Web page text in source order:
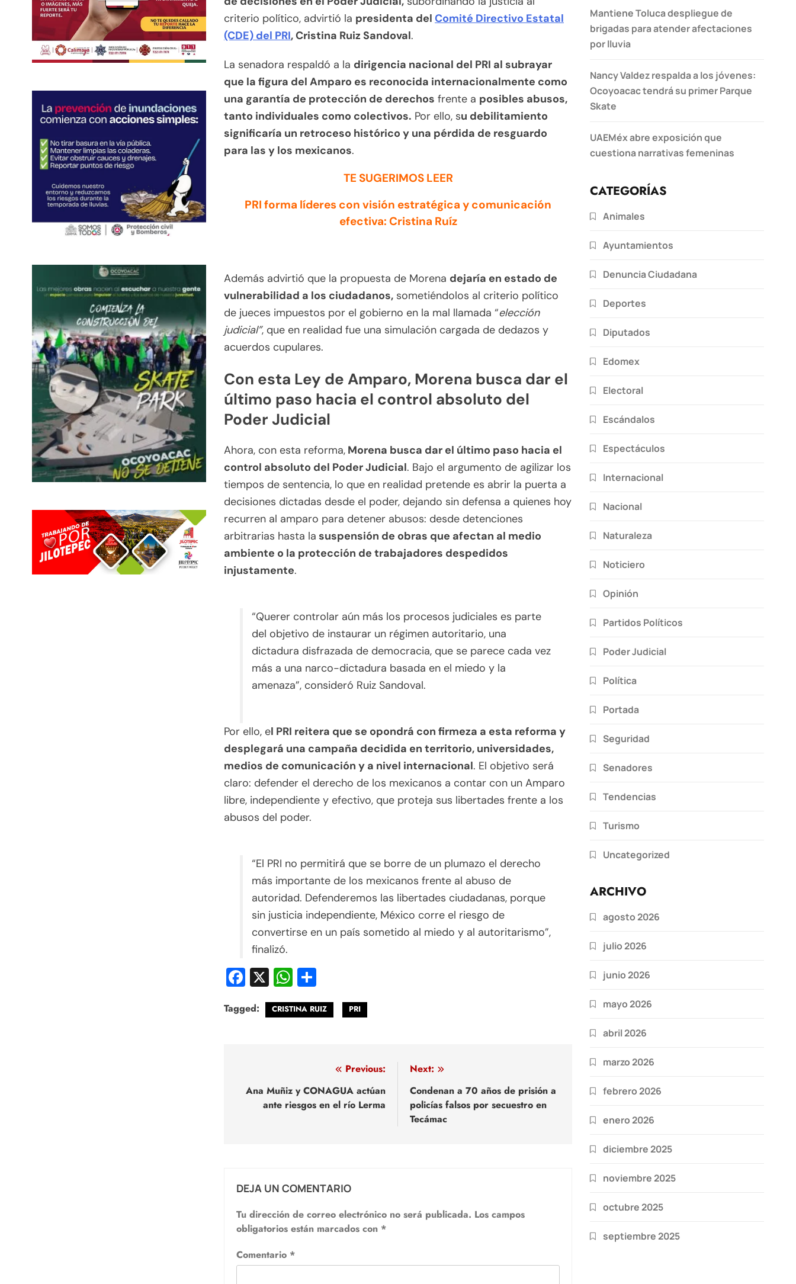
criterio político, advirtió la presidenta del Comité Directivo Estatal
(CDE) del PRI, Cristina Ruiz Sandoval.
La senadora respaldó a la dirigencia nacional del PRI al subrayar
que la figura del Amparo es reconocida internacionalmente como
una garantía de protección de derechos frente a posibles abusos,
tanto individuales como colectivos. Por ello, su debilitamiento
significaría un retroceso histórico y una pérdida de resguardo
para las y los mexicanos.
TE SUGERIMOS LEER
PRI forma líderes con visión estratégica y comunicación
efectiva: Cristina Ruíz
Además advirtió que la propuesta de Morena dejaría en estado de
vulnerabilidad a los ciudadanos, sometiéndolos al criterio político
de jueces impuestos por el gobierno en la mal llamada “elección
judicial”, que en realidad fue una simulación cargada de dedazos y
acuerdos cupulares.
Con esta Ley de Amparo, Morena busca dar el
último paso hacia el control absoluto del
Poder Judicial
Ahora, con esta reforma, Morena busca dar el último paso hacia el
control absoluto del Poder Judicial. Bajo el argumento de agilizar los
tiempos de sentencia, lo que en realidad pretende es abrir la puerta a
decisiones dictadas desde el poder, dejando sin defensa a quienes hoy
recurren al amparo para detener abusos: desde detenciones
arbitrarias hasta la suspensión de obras que afectan al medio
ambiente o la protección de trabajadores despedidos
injustamente.
“Querer controlar aún más los procesos judiciales es parte
del objetivo de instaurar un régimen autoritario, una
dictadura disfrazada de democracia, que se parece cada vez
más a una narco-dictadura basada en el miedo y la
amenaza”, consideró Ruiz Sandoval.
Por ello, el PRI reitera que se opondrá con firmeza a esta reforma y
desplegará una campaña decidida en territorio, universidades,
medios de comunicación y a nivel internacional. El objetivo será
claro: defender el derecho de los mexicanos a contar con un Amparo
libre, independiente y efectivo, que proteja sus libertades frente a los
abusos del poder.
“El PRI no permitirá que se borre de un plumazo el derecho
más importante de los mexicanos frente al abuso de
autoridad. Defenderemos las libertades ciudadanas, porque
sin justicia independiente, México corre el riesgo de
convertirse en un país sometido al miedo y al autoritarismo”,
finalizó.
Facebook
X WhatsApp
Tagged: CRISTINA RUIZ PRI
de
entradas
Previous:
Ana Muñiz y CONAGUA actúan
ante riesgos en el río Lerma
Next:
Condenan a 70 años de prisión a
policías falsos por secuestro en
Tecámac
DEJA UN COMENTARIO
Tu dirección de correo electrónico no será publicada. Los campos
obligatorios están marcados con *
Comentario *
Mantiene Toluca despliegue de
brigadas para atender afectaciones
por lluvia
Nancy Valdez respalda a los jóvenes:
Ocoyoacac tendrá su primer Parque
Skate
UAEMéx abre exposición que
cuestiona narrativas femeninas
CATEGORÍAS
Animales
Ayuntamientos
Denuncia Ciudadana
Deportes
Diputados
Edomex
Electoral
Escándalos
Espectáculos
Internacional
Nacional
Naturaleza
Noticiero
Opinión
Partidos Políticos
Poder Judicial
Política
Portada
Seguridad
Senadores
Tendencias
Turismo
Uncategorized
ARCHIVO
agosto 2026
julio 2026
junio 2026
mayo 2026
abril 2026
marzo 2026
febrero 2026
enero 2026
diciembre 2025
noviembre 2025
octubre 2025
septiembre 2025